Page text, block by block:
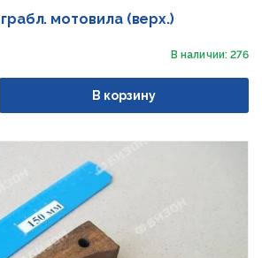
мотовила (верх.)
В наличии: 276
В корзину